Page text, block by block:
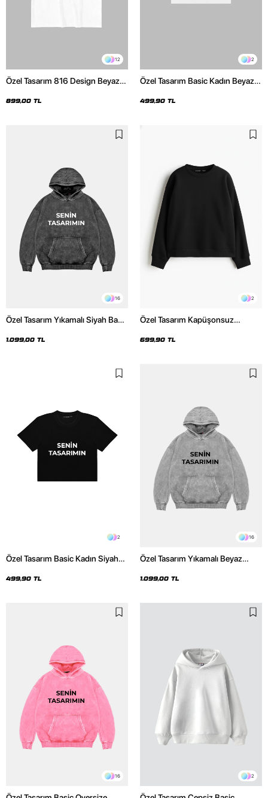
12
Özel Tasarım 816 Design Beyaz
899,00 TL
2
Özel Tasarım Basic Kadın Beyaz
499,90 TL
16
Özel Tasarım Yıkamalı Siyah Basic
1.099,00 TL
2
Özel Tasarım Kapüşonsuz
Sweatshirt
699,90 TL
2
Özel Tasarım Basic Kadın Siyah
499,90 TL
16
Özel Tasarım Yıkamalı Beyaz
1.099,00 TL
16 2